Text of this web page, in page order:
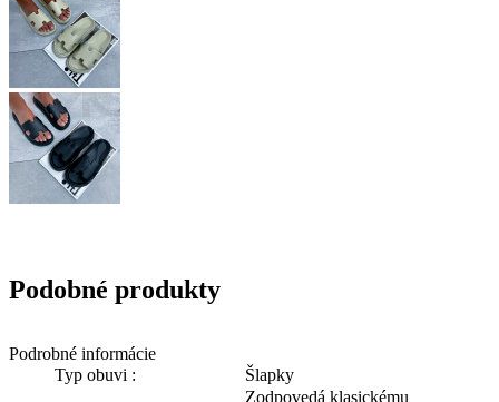
Podrobné informácie
Typ obuvi :
Šlapky
Zodpovedá klasickému
Podobné produkty